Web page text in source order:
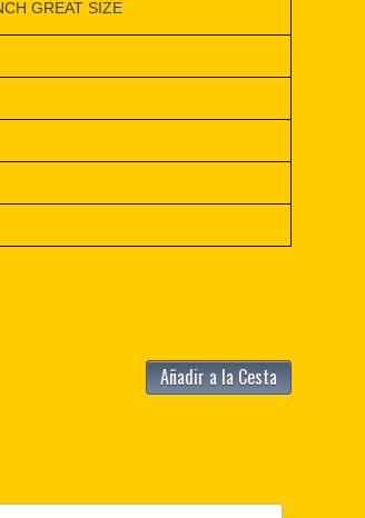
GREAT SIZE
Añadir a la Cesta